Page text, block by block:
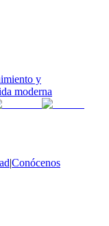
y
moderna
|Conócenos